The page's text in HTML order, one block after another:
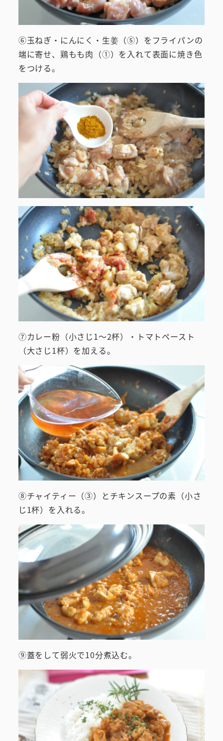
⑥玉ねぎ・にんにく・生姜（⑤）をフライパンの
端に寄せ、鶏もも肉（①）を入れて表面に焼き色
をつける。
⑦カレー粉（小さじ1～2杯）・トマトペースト
（大さじ1杯）を加える。
⑧チャイティー（③）とチキンスープの素（小さ
じ1杯）を入れる。
⑨蓋をして弱火で10分煮込む。